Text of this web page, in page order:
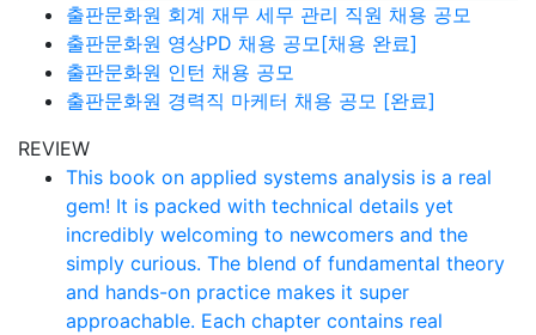
출판문화원 회계 재무 세무 관리 직원 채용 공모
출판문화원 영상PD 채용 공모[채용 완료]
출판문화원 인턴 채용 공모
출판문화원 경력직 마케터 채용 공모 [완료]
REVIEW
This book on applied systems analysis is a real
gem! It is packed with technical details yet
incredibly welcoming to newcomers and the
simply curious. The blend of fundamental theory
and hands-on practice makes it super
approachable. Each chapter contains real